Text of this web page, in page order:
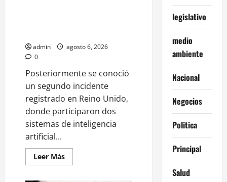
admin
agosto 6, 2026
0
Posteriormente se conoció
un segundo incidente
registrado en Reino Unido,
donde participaron dos
sistemas de inteligencia
artificial...
Leer MásLeer
más
legislativo
medio
ambiente
Nacional
Negocios
Politica
Principal
Salud